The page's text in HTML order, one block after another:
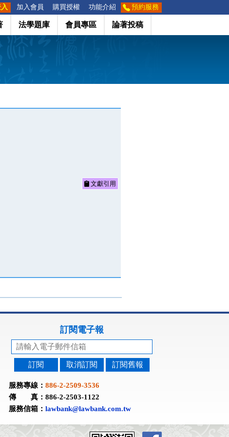
加入會員 購買授權 功能介紹 預約服務
法學題庫 會員專區 論著投稿
文獻引用
訂閱電子報
訂閱 取消訂閱 訂閱舊報
服務專線： 886-2-2509-3536
傳 真：886-2-2503-1122
服務信箱： lawbank@lawbank.com.tw